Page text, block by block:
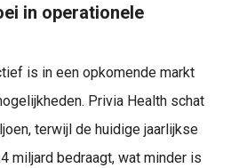
in operationele
is in een opkomende markt
Privia Health schat
terwijl de huidige jaarlijkse
miljard bedraagt, wat minder is